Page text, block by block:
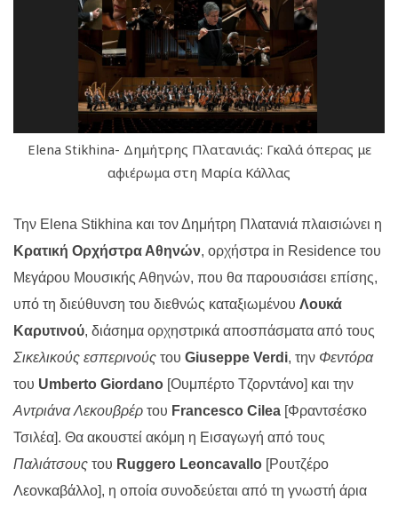
Elena Stikhina- Δημήτρης Πλατανιάς: Γκαλά όπερας με
αφιέρωμα στη Μαρία Κάλλας
Την Elena Stikhina και τον Δημήτρη Πλατανιά πλαισιώνει η
Κρατική Ορχήστρα Αθηνών, ορχήστρα in Residence του
Μεγάρου Μουσικής Αθηνών, που θα παρουσιάσει επίσης,
υπό τη διεύθυνση του διεθνώς καταξιωμένου Λουκά
Καρυτινού, διάσημα ορχηστρικά αποσπάσματα από τους
Σικελικούς εσπερινούς του Giuseppe Verdi, την Φεντόρα
του Umberto Giordano [Ουμπέρτο Τζορντάνο] και την
Αντριάνα Λεκουβρέρ του Francesco Cilea [Φραντσέσκο
Τσιλέα]. Θα ακουστεί ακόμη η Εισαγωγή από τους
Παλιάτσους του Ruggero Leoncavallo [Ρουτζέρο
Λεονκαβάλλο], η οποία συνοδεύεται από τη γνωστή άρια